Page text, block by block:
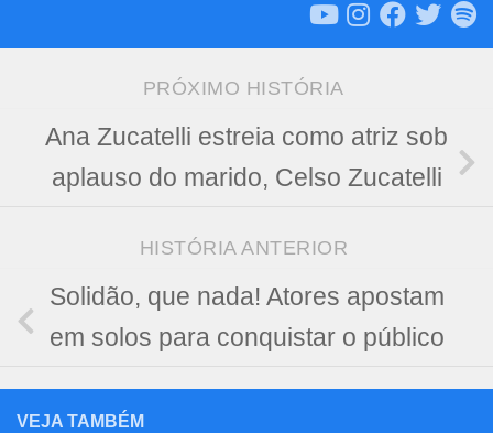
PRÓXIMO HISTÓRIA
Ana Zucatelli estreia como atriz sob
aplauso do marido, Celso Zucatelli
HISTÓRIA ANTERIOR
Solidão, que nada! Atores apostam
em solos para conquistar o público
VEJA TAMBÉM